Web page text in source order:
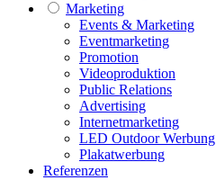
Marketing
Events & Marketing
Eventmarketing
Promotion
Videoproduktion
Public Relations
Advertising
Internetmarketing
LED Outdoor Werbung
Plakatwerbung
Referenzen